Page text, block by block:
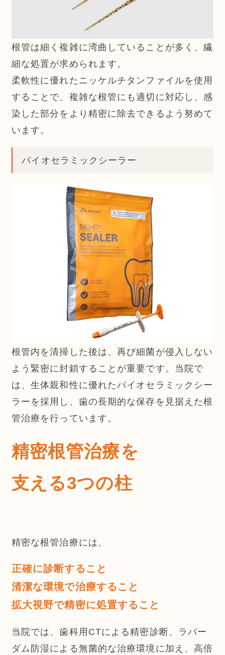
根管は細く複雑に湾曲していることが多く、繊
細な処置が求められます。
柔軟性に優れたニッケルチタンファイルを使用
することで、複雑な根管にも適切に対応し、感
染した部分をより精密に除去できるよう努めて
います。
バイオセラミックシーラー
根管内を清掃した後は、再び細菌が侵入しない
よう緊密に封鎖することが重要です。当院で
は、生体親和性に優れたバイオセラミックシー
ラーを採用し、歯の長期的な保存を見据えた根
管治療を行っています。
精密根管治療を
支える3つの柱
精密な根管治療には、
正確に診断すること
清潔な環境で治療すること
拡大視野で精密に処置すること
当院では、歯科用CTによる精密診断、ラバー
ダム防湿による無菌的な治療環境に加え、高倍